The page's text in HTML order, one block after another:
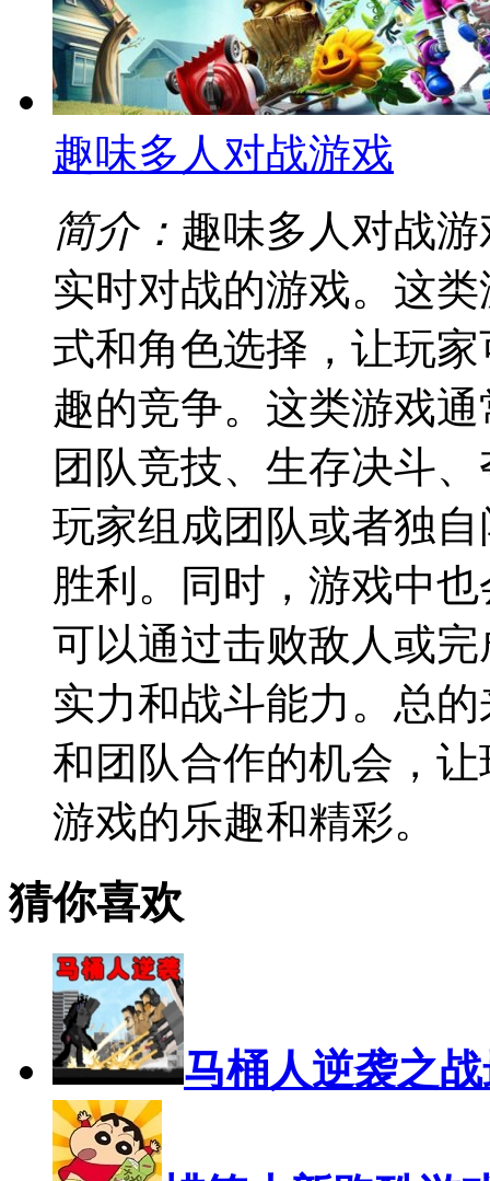
趣味多人对战游戏
简介： 趣味多人对战
实时对战的游戏。这
式和角色选择，让玩
趣的竞争。这类游戏
团队竞技、生存决斗
玩家组成团队或者独
胜利。同时，游戏中
可以通过击败敌人或
实力和战斗能力。总
和团队合作的机会，
游戏的乐趣和精彩。
猜你喜欢
马桶人逆袭之